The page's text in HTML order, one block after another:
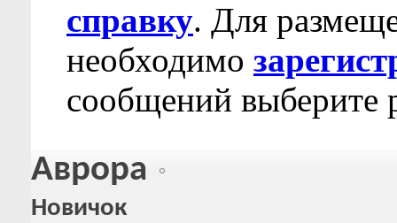
справку. Для
необходимо
сообщений выберите
Аврора
Новичок